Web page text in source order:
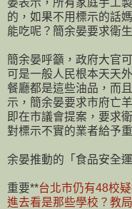
的，如果不用標示的話
能吃呢？簡余晏要求衛
簡余晏呼籲，政府大官
可是一般人民根本天天
餐廳都是這些油品，而
示，簡余晏要求市府亡
即在市議會提案，要求
對標示不實的業者給予重
余晏推動的「食品安全
重要**台北市仍有48校
進去看是那些學校？教